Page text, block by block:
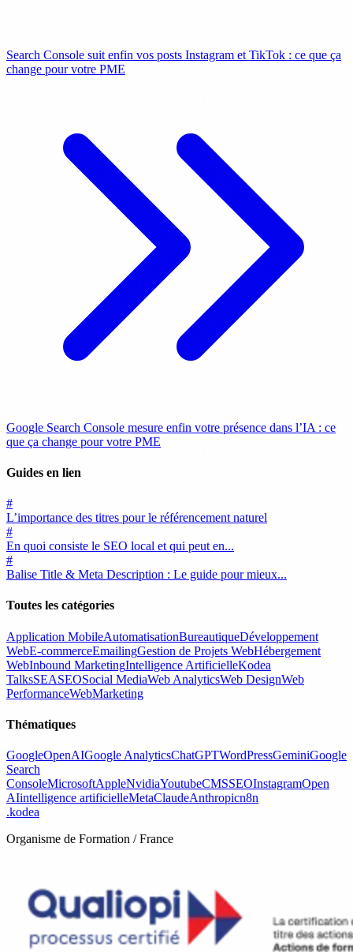
Search Console suit enfin vos posts Instagram et TikTok : ce que ça
change pour votre PME
Google Search Console mesure enfin votre présence dans l’IA : ce
que ça change pour votre PME
Guides en lien
#
L’importance des titres pour le référencement naturel
#
En quoi consiste le SEO local et qui peut en...
#
Balise Title & Meta Description : Le guide pour mieux...
Toutes les catégories
Application MobileAutomatisationBureautiqueDéveloppement
WebE-commerceEmailingGestion de Projets WebHébergement
WebInbound MarketingIntelligence ArtificielleKodea
TalksSEASEOSocial MediaWeb AnalyticsWeb DesignWeb
PerformanceWebMarketing
Thématiques
GoogleOpenAIGoogle AnalyticsChatGPTWordPressGeminiGoogle
Search
ConsoleMicrosoftAppleNvidiaYoutubeCMSSEOInstagramOpen
AIintelligence artificielleMetaClaudeAnthropicn8n
.kodea
Organisme de Formation / France